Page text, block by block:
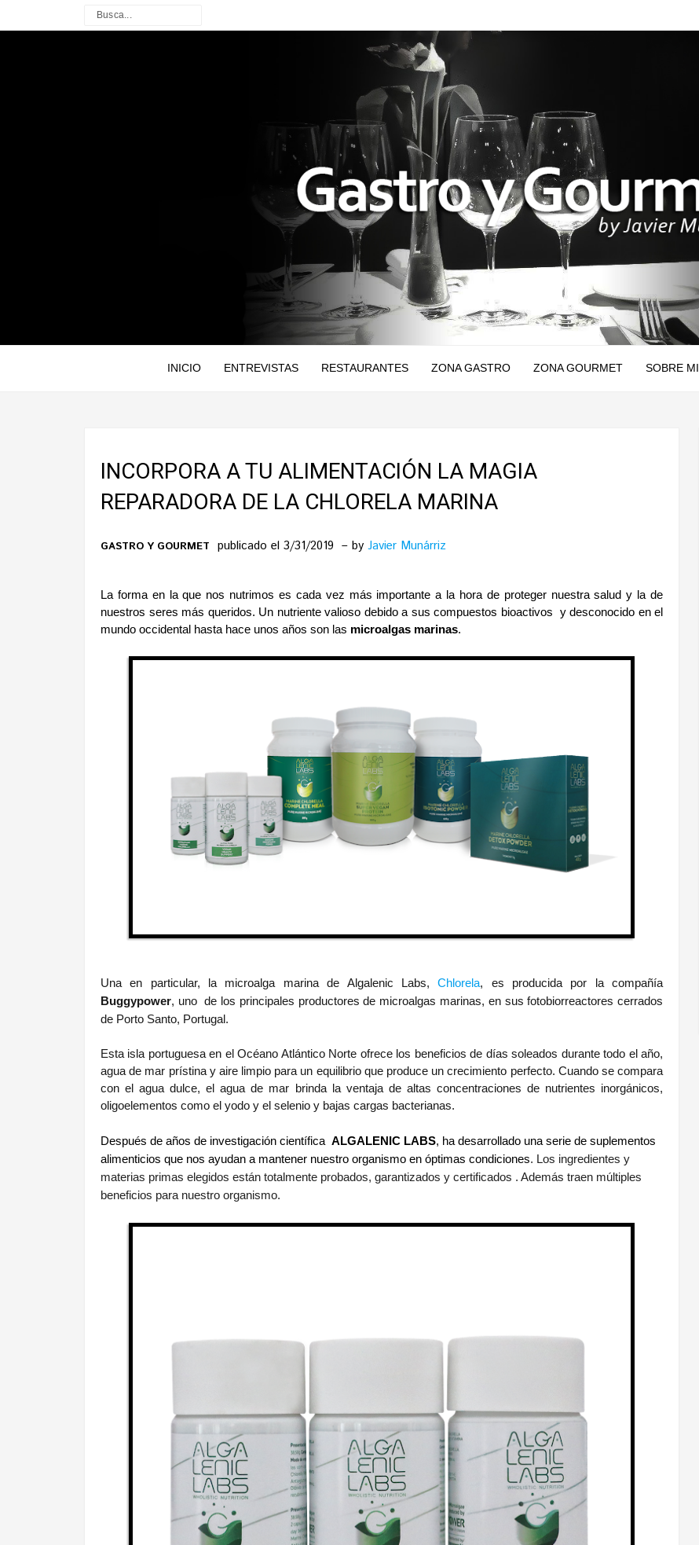
INICIO ENTREVISTAS RESTAURANTES ZONA GASTRO ZONA GOURMET SOBRE MI
INCORPORA A TU ALIMENTACIÓN LA MAGIA
REPARADORA DE LA CHLORELA MARINA
GASTRO Y GOURMET publicado el 3/31/2019 by Javier Munárriz
La forma en la que nos nutrimos es cada vez más importante a la hora de proteger nuestra salud y la de
nuestros seres más queridos. Un nutriente valioso debido a sus compuestos bioactivos y desconocido en el
mundo occidental hasta hace unos años son las microalgas marinas.
Una en particular, la microalga marina de Algalenic Labs,Chlorela, es producida por la compañía
Buggypower, uno de los principales productores de microalgas marinas, en sus fotobiorreactores cerrados
de Porto Santo, Portugal.
Esta isla portuguesa en el Océano Atlántico Norte ofrece los beneficios de días soleados durante todo el año,
agua de mar prístina y aire limpio para un equilibrio que produce un crecimiento perfecto. Cuando se compara
con el agua dulce, el agua de mar brinda la ventaja de altas concentraciones de nutrientes inorgánicos,
oligoelementos como el yodo y el selenio y bajas cargas bacterianas.
Después de años de investigación científica ALGALENIC LABS, ha desarrollado una serie de suplementos
alimenticios que nos ayudan a mantener nuestro organismo en óptimas condiciones. Los ingredientes y
materias primas elegidos están totalmente probados, garantizados y certificados . Además traen múltiples
beneficios para nuestro organismo.